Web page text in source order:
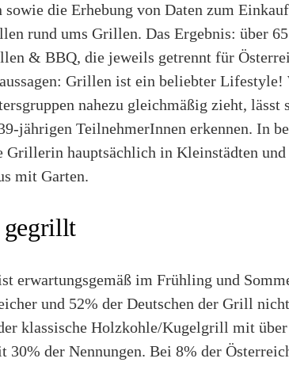
die Erhebung von Daten zum
rund ums Grillen. Das Ergebnis: über
& BBQ, die jeweils getrennt für
Grillen ist ein beliebter Lifestyle!
nahezu gleichmäßig zieht, lässt
jährigen TeilnehmerInnen erkennen. In
hauptsächlich in Kleinstädten und
mit Garten.
erwartungsgemäß im Frühling und
und 52% der Deutschen der Grill
klassische Holzkohle/Kugelgrill mit
der Nennungen. Bei 8% der